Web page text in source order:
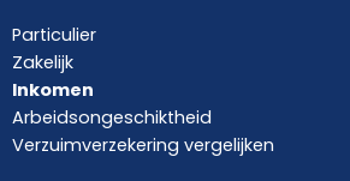
Particulier
Zakelijk
Inkomen
Arbeidsongeschiktheid
Verzuimverzekering vergelijken